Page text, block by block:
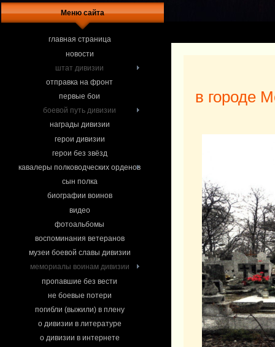
Меню сайта
главная страница
новости
штат дивизии
отправка на фронт
первые бои
боевой путь дивизии
награды дивизии
герои дивизии
герои без звёзд
кавалеры полководческих орденов
сын полка
биографии воинов
видео
фотоальбомы
воспоминания ветеранов
музеи боевой славы дивизии
мемориалы воинам дивизии
пропавшие без вести
не боевые потери
погибли (выжили) в плену
о дивизии в литературе
о дивизии в интернете
в городе